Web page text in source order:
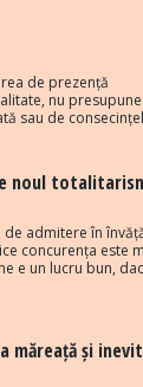
de prezență
nu presupune
sau de
noul
admitere în
concurența este
e un lucru bun,
măreață și